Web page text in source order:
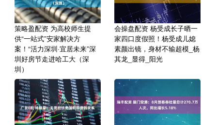
策略盈配资 为高校师生提
供“一站式”安家解决方
案！“活力深圳·宜居未来”深
圳好房节走进哈工大（深
圳）
会操盘配资 杨受成长子晒一
家四口度假照！杨受成儿媳
素颜出镜，身材不输超模_杨
其龙_显得_阳光